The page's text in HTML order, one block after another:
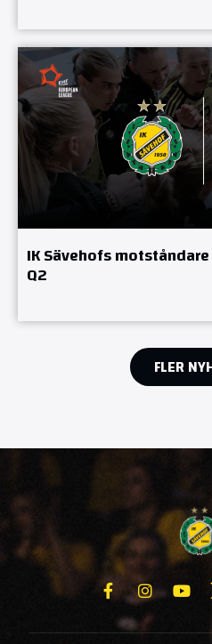
IK Sävehofs motståndare
Q2
FLER